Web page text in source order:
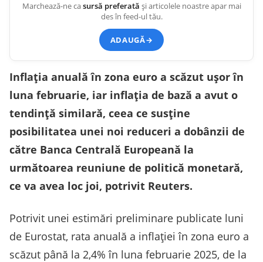
Marchează-ne casursă preferată și articolele noastre apar mai
des în feed-ul tău.
ADAUGĂ→
Inflația anuală în zona euro a scăzut ușor în
luna februarie, iar inflația de bază a avut o
tendință similară, ceea ce susține
posibilitatea unei noi reduceri a dobânzii de
către Banca Centrală Europeană la
următoarea reuniune de politică monetară,
ce va avea loc joi, potrivit Reuters.
Potrivit unei estimări preliminare publicate luni
de Eurostat, rata anuală a inflaţiei în zona euro a
scăzut până la 2,4% în luna februarie 2025, de la